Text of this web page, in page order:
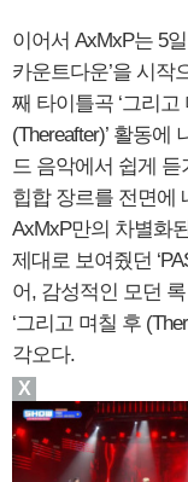
이어서 AxMxP는 5일
카운트다운’을 시작
째 타이틀곡 ‘그리고
(Thereafter)’ 활동에
드 음악에서 쉽게 듣
힙합 장르를 전면에
AxMxP만의 차별화
제대로 보여줬던
어, 감성적인 모던
‘그리고 며칠 후
각오다.
X